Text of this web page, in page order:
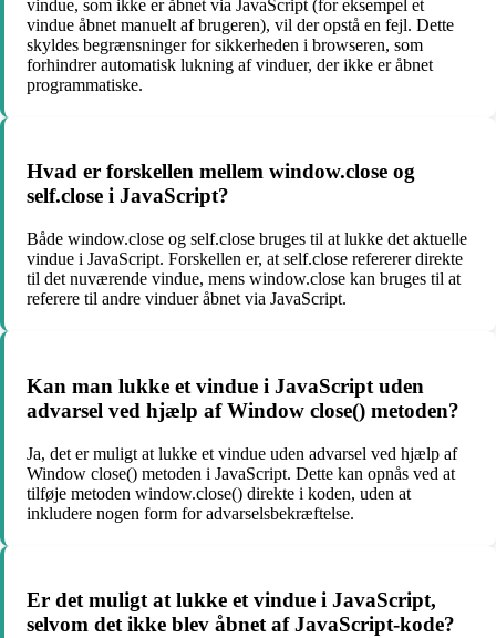
vindue, som ikke er åbnet via JavaScript (for eksempel et
vindue åbnet manuelt af brugeren), vil der opstå en fejl. Dette
skyldes begrænsninger for sikkerheden i browseren, som
forhindrer automatisk lukning af vinduer, der ikke er åbnet
programmatiske.
Hvad er forskellen mellem window.close og
self.close i JavaScript?
Både window.close og self.close bruges til at lukke det aktuelle
vindue i JavaScript. Forskellen er, at self.close refererer direkte
til det nuværende vindue, mens window.close kan bruges til at
referere til andre vinduer åbnet via JavaScript.
Kan man lukke et vindue i JavaScript uden
advarsel ved hjælp af Window close() metoden?
Ja, det er muligt at lukke et vindue uden advarsel ved hjælp af
Window close() metoden i JavaScript. Dette kan opnås ved at
tilføje metoden window.close() direkte i koden, uden at
inkludere nogen form for advarselsbekræftelse.
Er det muligt at lukke et vindue i JavaScript,
selvom det ikke blev åbnet af JavaScript-kode?